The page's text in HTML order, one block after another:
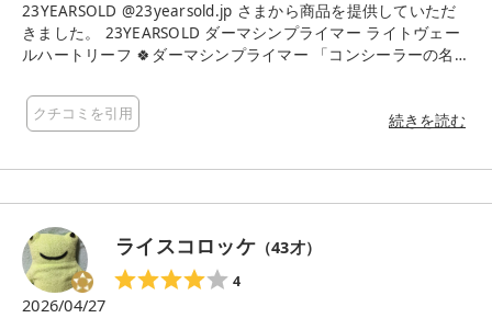
23YEARSOLD @23yearsold.jp さまから商品を提供していただ
きました。 23YEARSOLD ダーマシンプライマー ライトヴェー
ルハートリーフ 🍀ダーマシンプライマー 「コンシーラーの名
マー(*PDRN・ドクダミ・グルタチオン すべて整肌成分) 💚ライ
トヴェールハートリーフは、チューブから出すとグリーンのカ
塗り拡げると、毛穴が気にならず、すべすべな、さらさらした
3YEARSOLD #ダーマシンプライマー #PDRNプライマー
クチコミを引用 続きを読む
ライスコロッケ（43才）
4
2026/04/27